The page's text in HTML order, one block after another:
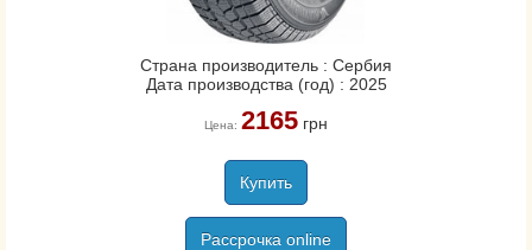
Страна производитель : Сербия
Дата производства (год) : 2025
Цена: 2165грн
Купить
Рассрочка online